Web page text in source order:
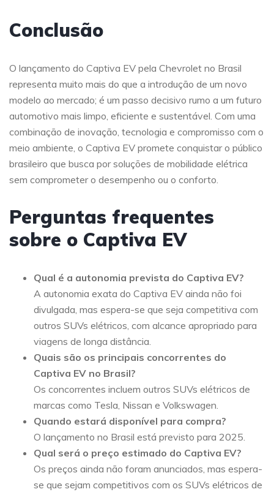
Conclusão
O lançamento do Captiva EV pela Chevrolet no Brasil
representa muito mais do que a introdução de um novo
modelo ao mercado; é um passo decisivo rumo a um futuro
automotivo mais limpo, eficiente e sustentável. Com uma
combinação de inovação, tecnologia e compromisso com o
meio ambiente, o Captiva EV promete conquistar o público
brasileiro que busca por soluções de mobilidade elétrica
sem comprometer o desempenho ou o conforto.
Perguntas frequentes
sobre o Captiva EV
Qual é a autonomia prevista do Captiva EV?
A autonomia exata do Captiva EV ainda não foi
divulgada, mas espera-se que seja competitiva com
outros SUVs elétricos, com alcance apropriado para
viagens de longa distância.
Quais são os principais concorrentes do
Captiva EV no Brasil?
Os concorrentes incluem outros SUVs elétricos de
marcas como Tesla, Nissan e Volkswagen.
Quando estará disponível para compra?
O lançamento no Brasil está previsto para 2025.
Qual será o preço estimado do Captiva EV?
Os preços ainda não foram anunciados, mas espera-
se que sejam competitivos com os SUVs elétricos de